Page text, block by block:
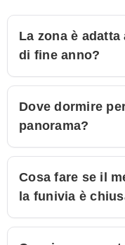
La zona è
di fine anno?
Dove dormire
panorama?
Cosa fare se il
la funivia è